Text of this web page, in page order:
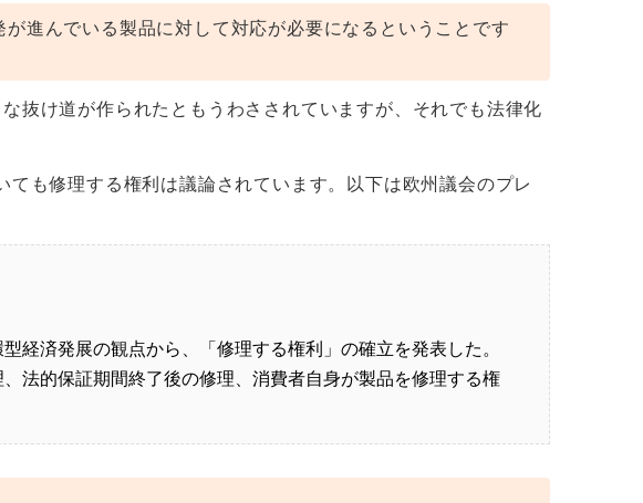
進んでいる製品に対して対応が必要になるということです
抜け道が作られたともうわさされていますが、それでも法律化
も修理する権利は議論されています。以下は欧州議会のプレ
経済発展の観点から、「修理する権利」の確立を発表した。
法的保証期間終了後の修理、消費者自身が製品を修理する権